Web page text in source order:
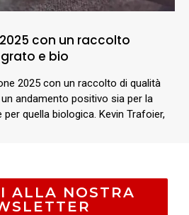
con un raccolto
e bio
2025 con un raccolto di qualità
andamento positivo sia per la
quella biologica. Kevin Trafoier,
ALLA NOSTRA